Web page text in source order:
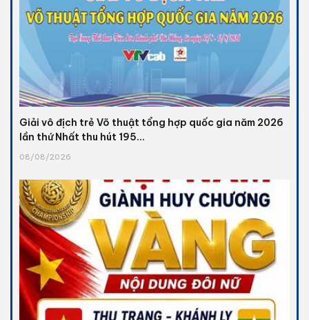
Giải vô địch trẻ Võ thuật tổng hợp quốc gia năm 2026
lần thứ Nhất thu hút 195...
08/08/2026